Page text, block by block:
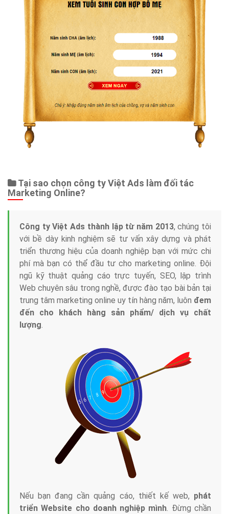
Tại sao chọn công ty Việt Ads làm đối tác
Marketing Online?
Công ty Việt Ads thành lập từ năm 2013, chúng tôi
với bề dày kinh nghiệm sẽ tư vấn xây dựng và phát
triển thương hiệu của doanh nghiệp bạn với mức chi
phí mà bạn có thể đầu tư cho marketing online. Đội
ngũ kỹ thuật quảng cáo trực tuyến, SEO, lập trình
Web chuyên sâu trong nghề, được đào tạo bài bản tại
trung tâm marketing online uy tín hàng năm, luôn đem
đến cho khách hàng sản phẩm/ dịch vụ chất
lượng.
Nếu bạn đang cần quảng cáo, thiết kế web, phát
triển Website cho doanh nghiệp mình. Đừng chần